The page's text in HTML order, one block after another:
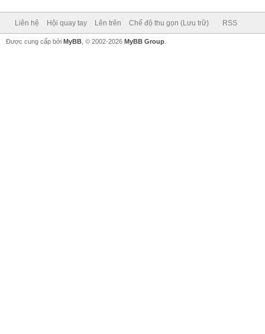
Liên hệ Hội quay tay Lên trên Chế độ thu gọn (Lưu trữ) RSS
Được cung cấp bởi MyBB , © 2002-2026 MyBB Group